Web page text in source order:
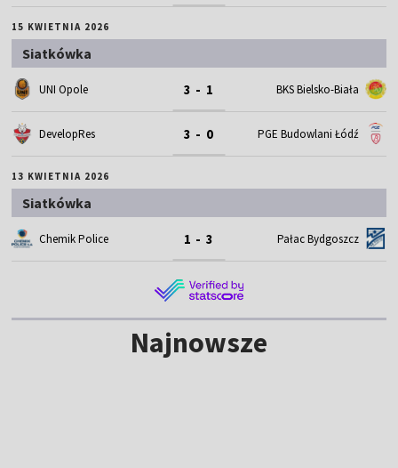
15 KWIETNIA 2026
Siatkówka
UNI Opole 3 - 1 BKS Bielsko-Biała
DevelopRes 3 - 0 PGE Budowlani Łódź
13 KWIETNIA 2026
Siatkówka
Chemik Police 1 - 3 Pałac Bydgoszcz
Najnowsze